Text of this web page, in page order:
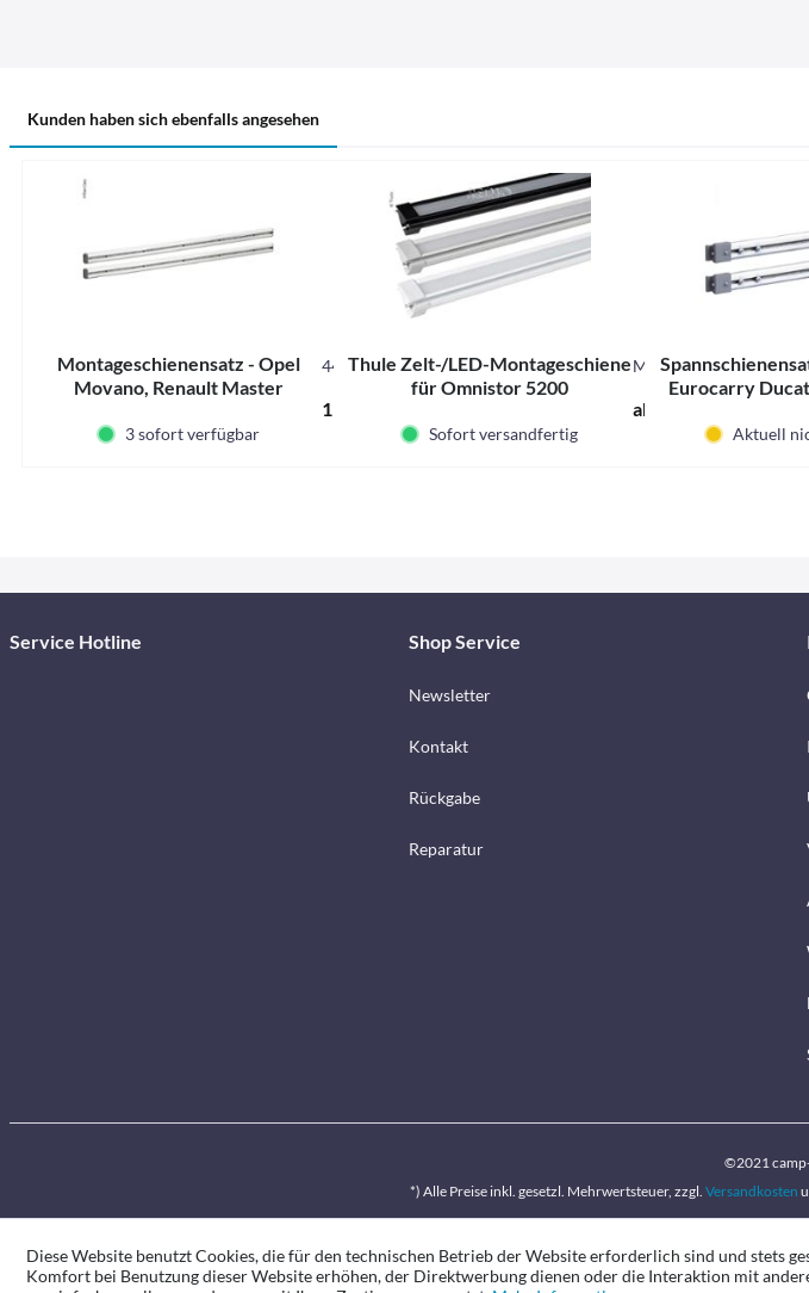
Kunden haben sich ebenfalls angesehen
Montageschienensatz - Opel
Movano, Renault Master
44031
113,00 € *
3 sofort verfügbar
Thule Zelt-/LED-Montageschiene
für Omnistor 5200
M43149
ab 134,00 € *
Sofort versandfertig
Eurocarry
Aktuell
Service Hotline Shop Service
Newsletter
Kontakt
Rückgabe
Reparatur
©2021
*) Alle Preise inkl. gesetzl. Mehrwertsteuer, zzgl. Versandkosten
Diese Website benutzt Cookies, die für den technischen Betrieb der Website erforderlich sind und stets
Komfort bei Benutzung dieser Website erhöhen, der Direktwerbung dienen oder die Interaktion mit